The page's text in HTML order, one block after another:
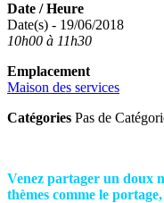
Date / Heure
Date(s) - 19/06/2018
10h00 à 11h30
Emplacement
Maison des services
Catégories Pas de
Venez partager un doux
thèmes comme le